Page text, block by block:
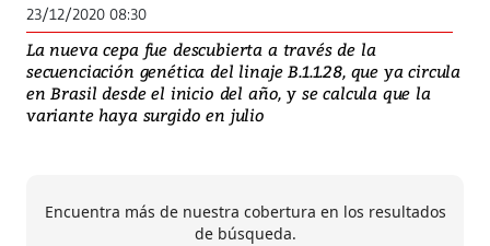
23/12/2020 08:30
La nueva cepa fue descubierta a través de la
secuenciación genética del linaje B.1.1.28, que ya circula
en Brasil desde el inicio del año, y se calcula que la
variante haya surgido en julio
Encuentra más de nuestra cobertura en los resultados
de búsqueda.